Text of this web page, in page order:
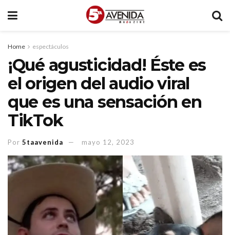
Home espectáculos
¡Qué agusticidad! Éste es
el origen del audio viral
que es una sensación en
TikTok
Por 5taavenida mayo 12, 2023